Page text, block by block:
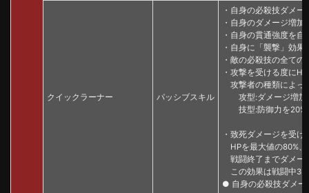
クイックラーナー パッシブスキル
・自身の必殺技ダメ
・自身のダメージ増
・自身の貫通強度を
・自身に「襲撃」効
・敵の必殺技の全て
・攻撃を受ける度に
攻撃者の種類によっ
攻型:ダメージ増加
技型:防御力を20%
・致死ダメージを受
HPを最大値の80%、
戦闘終了までダメー
この効果は戦闘中3
● 自身の必殺技ダメー